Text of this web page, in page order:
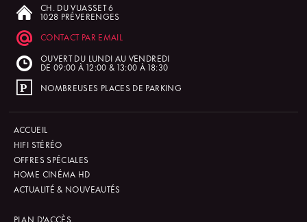
CH. DU VUASSET 6
1028 PRÉVERENGES
CONTACT PAR EMAIL
OUVERT DU LUNDI AU VENDREDI
DE 09:00 À 12:00 & 13:00 À 18:30
NOMBREUSES PLACES DE PARKING
ACCUEIL
HIFI STÉRÉO
OFFRES SPÉCIALES
HOME CINÉMA HD
ACTUALITÉ & NOUVEAUTÉS
PLAN D'ACCÈS